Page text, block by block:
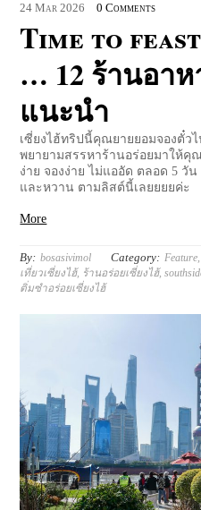
24 Mar 2026 0 Comments
Time to
… 12 ร้านอาห
แนะนำ
เซี่ยงไฮ้ทริปนี้คุณยายยอมจองตั๋ว
พยายามสรรหาร้านอร่อยมาให้คุ
ง่าย จองง่าย ไม่แออัด ตลอด 5 วั
และหวาน ตามลิสต์นี้เลยยยยค่ะ
More
By: bosasivimol Category: Feature
เที่ยวเซี่ยงไฮ้, ร้านอร่อยเซี่ยงไฮ้,
ติ่มซำอร่อยเซี่ยงไฮ้